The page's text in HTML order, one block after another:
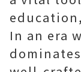
In an era